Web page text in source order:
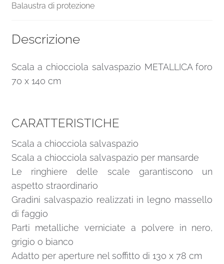
Balaustra di protezione
Descrizione
Scala a chiocciola salvaspazio METALLICA foro
70 x 140 cm
CARATTERISTICHE
Scala a chiocciola salvaspazio
Scala a chiocciola salvaspazio per mansarde
Le ringhiere delle scale garantiscono un
aspetto straordinario
Gradini salvaspazio realizzati in legno massello
di faggio
Parti metalliche verniciate a polvere in nero,
grigio o bianco
Adatto per aperture nel soffitto di 130 x 78 cm